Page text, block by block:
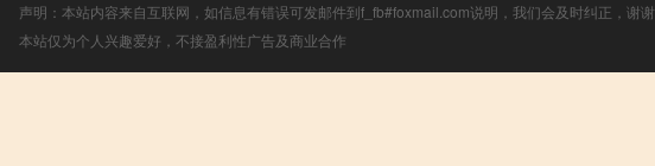
声明：本站内容来自互联网，如信息有错误可发邮件到f_fb#foxmail.com说明，我们会及时纠正，谢谢
本站仅为个人兴趣爱好，不接盈利性广告及商业合作